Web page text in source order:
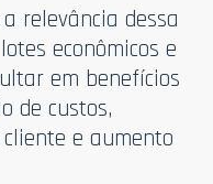
relevância dessa
econômicos e
em benefícios
de custos,
e aumento